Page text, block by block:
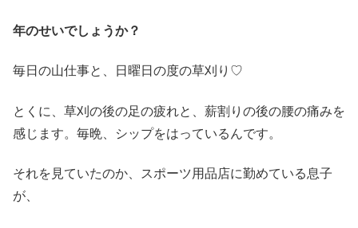
年のせいでしょうか？
毎日の山仕事と、日曜日の度の草刈り♡
とくに、草刈の後の足の疲れと、薪割りの後の腰の痛みを
感じます。毎晩、シップをはっているんです。
それを見ていたのか、スポーツ用品店に勤めている息子
が、